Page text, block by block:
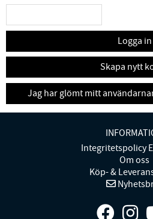
Logga in
Skapa nytt
Jag har glömt mitt
Integritetspolicy
Om oss
Köp- &